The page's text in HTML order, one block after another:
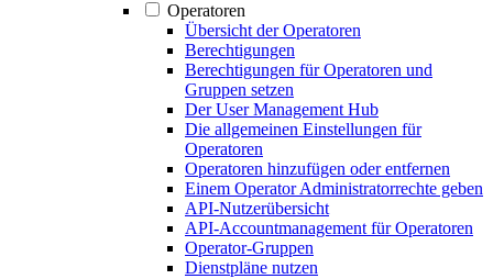
Operatoren
Übersicht der Operatoren
Berechtigungen
Berechtigungen für Operatoren und
Gruppen setzen
Der User Management Hub
Die allgemeinen Einstellungen für
Operatoren
Operatoren hinzufügen oder entfernen
Einem Operator Administratorrechte geben
API-Nutzerübersicht
API-Accountmanagement für Operatoren
Operator-Gruppen
Dienstpläne nutzen